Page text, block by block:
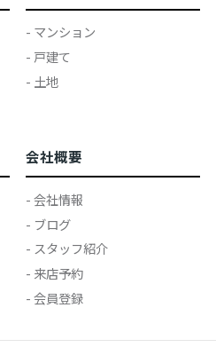
- マンション
- 戸建て
- 土地
会社概要
- 会社情報
- ブログ
- スタッフ紹介
- 来店予約
- 会員登録